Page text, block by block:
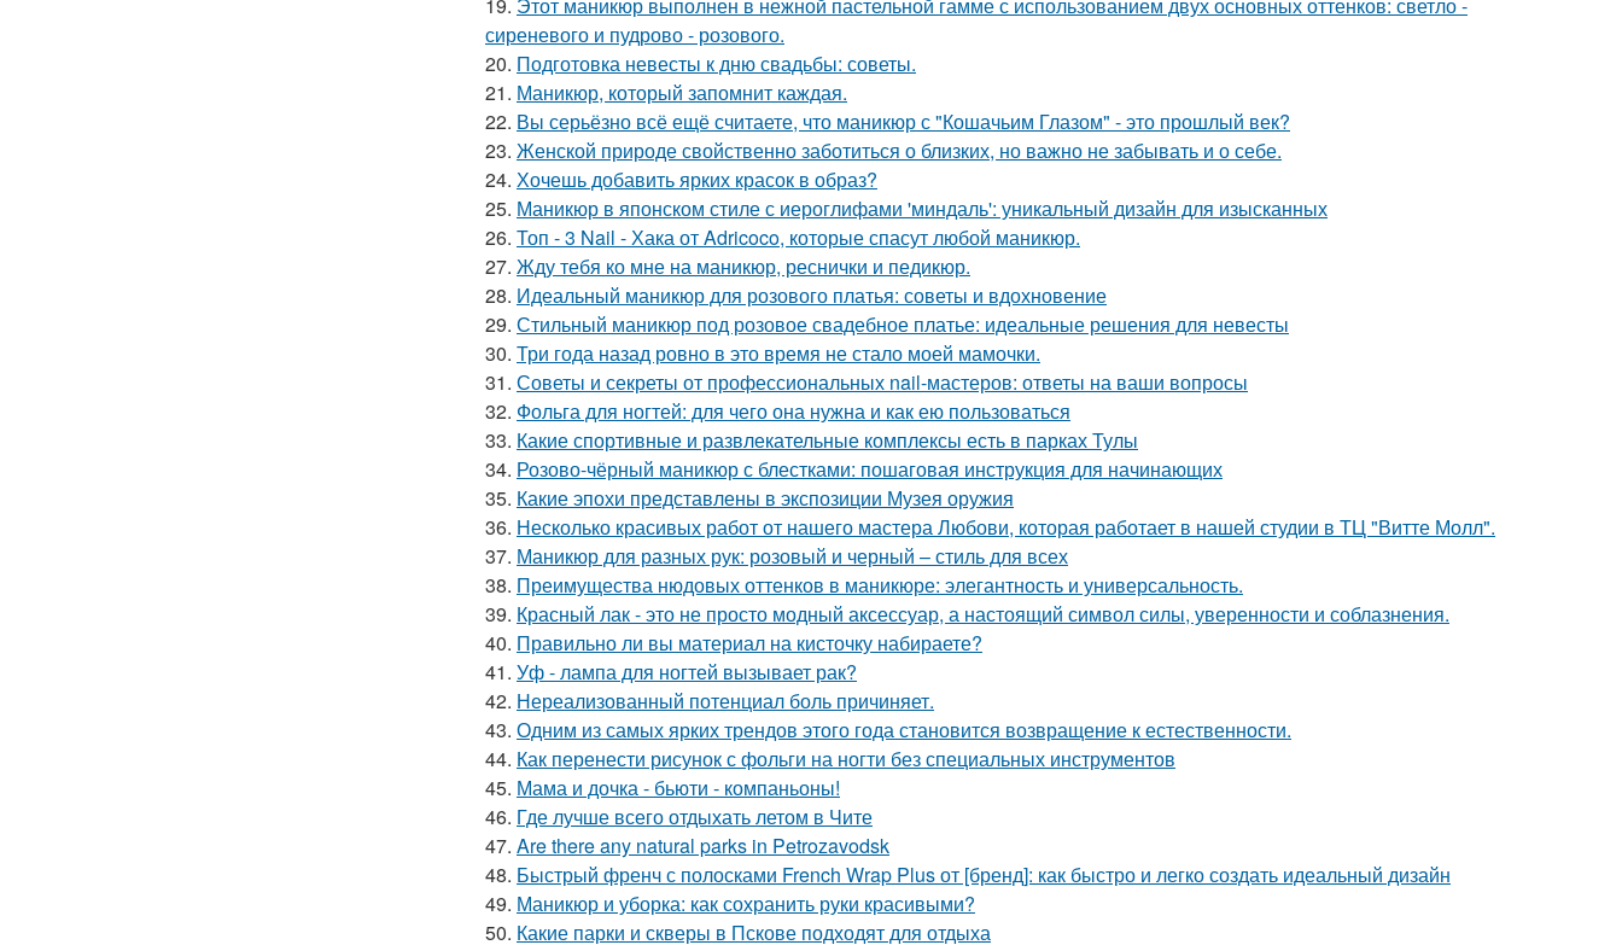
сиреневого и пудрово - розового.
20. Подготовка невесты к дню свадьбы: советы.
21. Маникюр, который запомнит каждая.
22. Вы серьёзно всё ещё считаете, что маникюр с "Кошачьим Глазом" - это прошлый век?
23. Женской природе свойственно заботиться о близких, но важно не забывать и о себе.
24. Хочешь добавить ярких красок в образ?
25. Маникюр в японском стиле с иероглифами 'миндаль': уникальный дизайн для изысканных
26. Топ - 3 Nail - Хака от Adricoco, которые спасут любой маникюр.
27. Жду тебя ко мне на маникюр, реснички и педикюр.
28. Идеальный маникюр для розового платья: советы и вдохновение
29. Стильный маникюр под розовое свадебное платье: идеальные решения для невесты
30. Три года назад ровно в это время не стало моей мамочки.
31. Советы и секреты от профессиональных nail-мастеров: ответы на ваши вопросы
32. Фольга для ногтей: для чего она нужна и как ею пользоваться
33. Какие спортивные и развлекательные комплексы есть в парках Тулы
34. Розово-чёрный маникюр с блестками: пошаговая инструкция для начинающих
35. Какие эпохи представлены в экспозиции Музея оружия
36. Несколько красивых работ от нашего мастера Любови, которая работает в нашей студии в ТЦ "Витте Молл".
37. Маникюр для разных рук: розовый и черный – стиль для всех
38. Преимущества нюдовых оттенков в маникюре: элегантность и универсальность.
39. Красный лак - это не просто модный аксессуар, а настоящий символ силы, уверенности и соблазнения.
40. Правильно ли вы материал на кисточку набираете?
41. Уф - лампа для ногтей вызывает рак?
42. Нереализованный потенциал боль причиняет.
43. Одним из самых ярких трендов этого года становится возвращение к естественности.
44. Как перенести рисунок с фольги на ногти без специальных инструментов
45. Мама и дочка - бьюти - компаньоны!
46. Где лучше всего отдыхать летом в Чите
47. Are there any natural parks in Petrozavodsk
48. Быстрый френч с полосками French Wrap Plus от [бренд]: как быстро и легко создать идеальный дизайн
49. Маникюр и уборка: как сохранить руки красивыми?
50. Какие парки и скверы в Пскове подходят для отдыха